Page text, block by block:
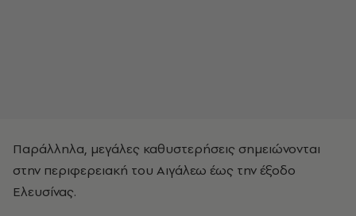
Παράλληλα, μεγάλες καθυστερήσεις σημειώνονται
στην περιφερειακή του Αιγάλεω έως την έξοδο
Ελευσίνας.